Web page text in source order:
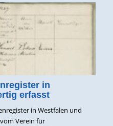
in
erfasst
in Westfalen und
Verein für